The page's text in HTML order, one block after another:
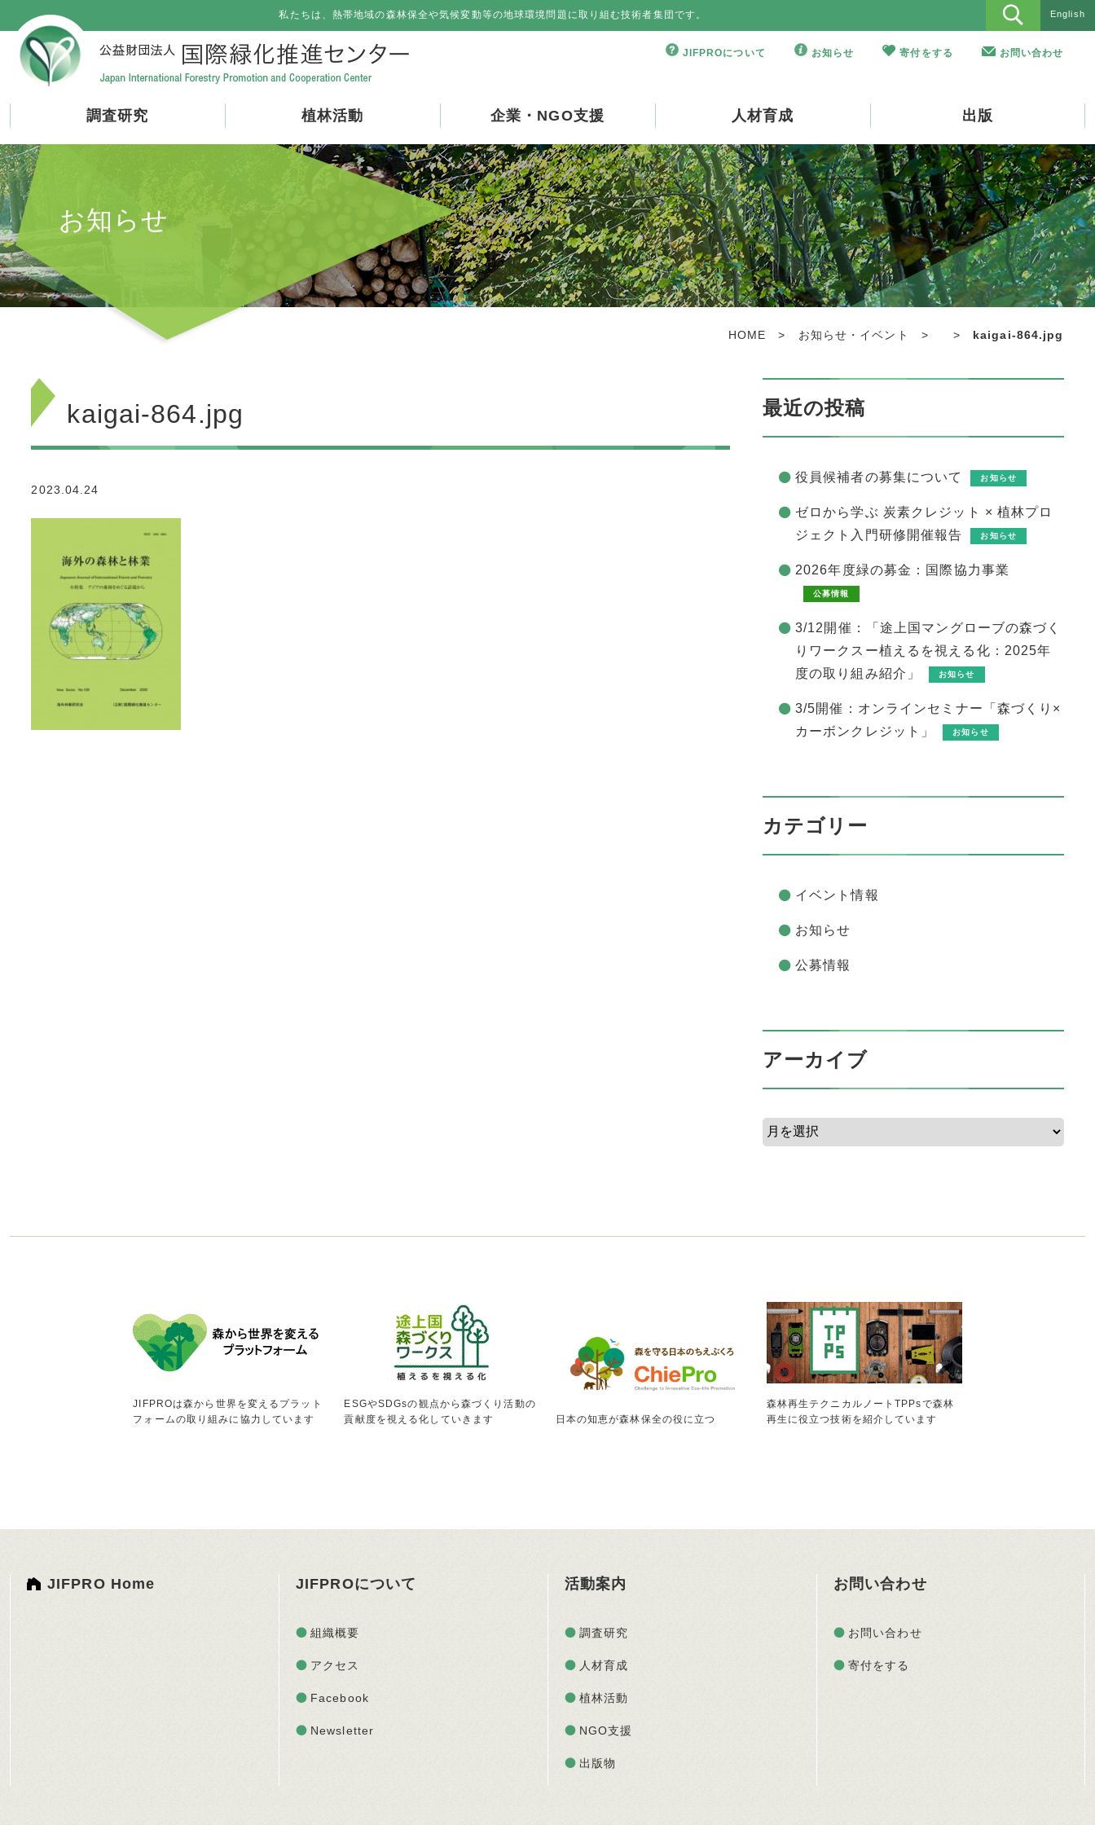
私たちは、熱帯地域の森林保全や気候変動等の地球環境問題に取り組む技術者集団です。 English
JIFPROについて お知らせ 寄付をする お問い合わせ
調査研究 植林活動 企業・NGO支援 人材育成 出版
お知らせ
HOME > お知らせ・イベント > > kaigai-864.jpg
kaigai-864.jpg
2023.04.24
最近の投稿
役員候補者の募集について お知らせ
ゼロから学ぶ 炭素クレジット × 植林プロ
ジェクト入門研修開催報告
お知らせ
2026年度緑の募金：国際協力事業
公募情報
3/12開催：「途上国マングローブの森づく
りワークスー植えるを視える化：2025年
度の取り組み紹介」
お知らせ
3/5開催：オンラインセミナー「森づくり×
カーボンクレジット」
お知らせ
カテゴリー
イベント情報
お知らせ
公募情報
アーカイブ
JIFPROは森から世界を変えるプラット
フォームの取り組みに協力しています
ESGやSDGsの観点から森づくり活動の
貢献度を視える化していきます
日本の知恵が森林保全の役に立つ
森林再生テクニカルノートTPPsで森林
再生に役立つ技術を紹介しています
JIFPRO Home JIFPROについて
組織概要
アクセス
Facebook
Newsletter
活動案内
調査研究
人材育成
植林活動
NGO支援
出版物
お問い合わせ
お問い合わせ
寄付をする